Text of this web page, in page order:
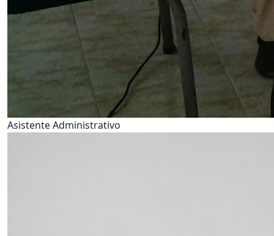
Asistente Administrativo